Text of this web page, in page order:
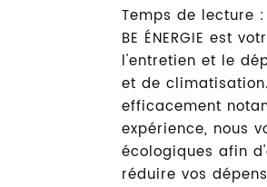
Temps de lecture
BE ÉNERGIE est
l'entretien et le
et de
efficacement
expérience, nous
écologiques afin
réduire vos